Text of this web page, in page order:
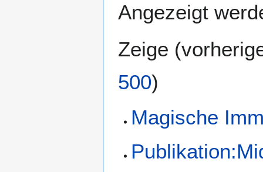
Angezeigt
Zeige (
500)
Magische